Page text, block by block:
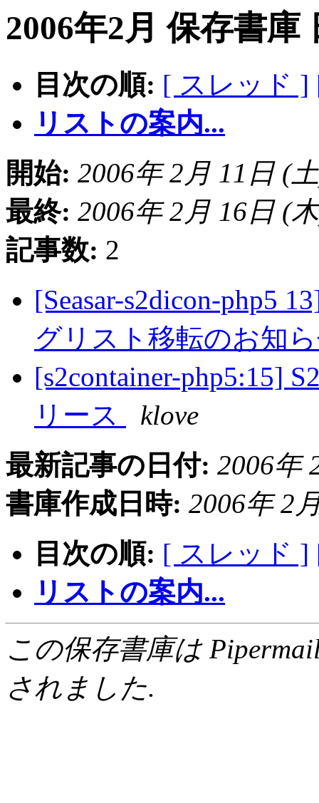
2006年2月 保存書庫
目次の順: [ スレッド ]
リストの案内...
開始: 2006年 2月 11日 (
最終: 2006年 2月 16日 (
記事数: 2
[Seasar-s2dicon-php5
グリスト移転のお知
[s2container-php5:15]
リース
klove
最新記事の日付: 2006年
書庫作成日時: 2006年 2
目次の順: [ スレッド ]
リストの案内...
この保存書庫は
されました.